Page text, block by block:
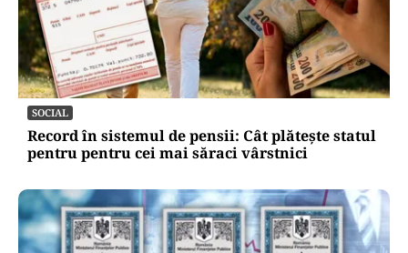
SOCIAL
Record în sistemul de pensii: Cât plătește statul
pentru pentru cei mai săraci vârstnici